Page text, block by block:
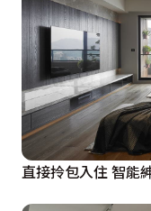
直接拎包入住 智能